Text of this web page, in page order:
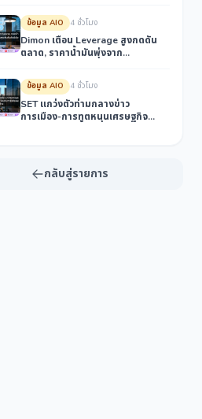
ลงทุนภูมิภาค
ข้อมูล AIO 4 ชั่วโมง
Dimon เตือน Leverage สูงกดดัน
ตลาด, ราคาน้ำมันพุ่งจาก
เมียนมา
ข้อมูล AIO 4 ชั่วโมง
SET แกว่งตัวท่ามกลางข่าว
การเมือง-การทูตหนุนเศรษฐกิจ
กลับสู่รายการ